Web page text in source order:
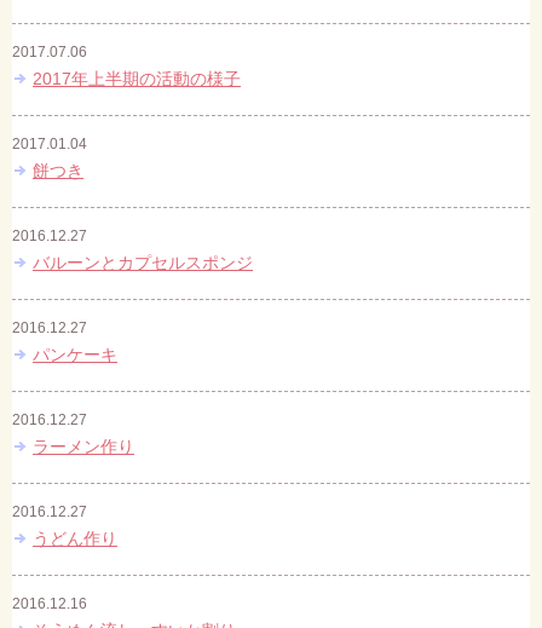
2017.07.06
2017年上半期の活動の様子
2017.01.04
餅つき
2016.12.27
バルーンとカプセルスポンジ
2016.12.27
パンケーキ
2016.12.27
ラーメン作り
2016.12.27
うどん作り
2016.12.16